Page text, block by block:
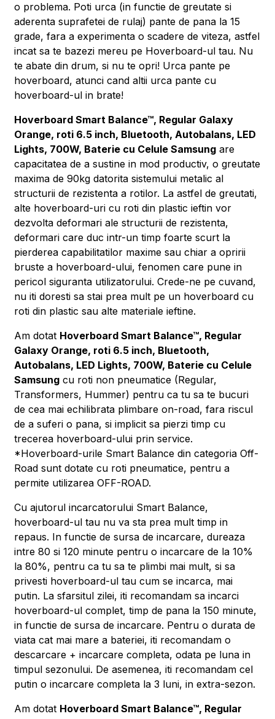
o problema. Poti urca (in functie de greutate si
aderenta suprafetei de rulaj) pante de pana la 15
grade, fara a experimenta o scadere de viteza, astfel
incat sa te bazezi mereu pe Hoverboard-ul tau. Nu
te abate din drum, si nu te opri! Urca pante pe
hoverboard, atunci cand altii urca pante cu
hoverboard-ul in brate!
Hoverboard Smart Balance™, Regular Galaxy
Orange, roti 6.5 inch, Bluetooth, Autobalans, LED
Lights, 700W, Baterie cu Celule Samsung are
capacitatea de a sustine in mod productiv, o greutate
maxima de 90kg datorita sistemului metalic al
structurii de rezistenta a rotilor. La astfel de greutati,
alte hoverboard-uri cu roti din plastic ieftin vor
dezvolta deformari ale structurii de rezistenta,
deformari care duc intr-un timp foarte scurt la
pierderea capabilitatilor maxime sau chiar a opririi
bruste a hoverboard-ului, fenomen care pune in
pericol siguranta utilizatorului. Crede-ne pe cuvand,
nu iti doresti sa stai prea mult pe un hoverboard cu
roti din plastic sau alte materiale ieftine.
Am dotat Hoverboard Smart Balance™, Regular
Galaxy Orange, roti 6.5 inch, Bluetooth,
Autobalans, LED Lights, 700W, Baterie cu Celule
Samsung cu roti non pneumatice (Regular,
Transformers, Hummer) pentru ca tu sa te bucuri
de cea mai echilibrata plimbare on-road, fara riscul
de a suferi o pana, si implicit sa pierzi timp cu
trecerea hoverboard-ului prin service.
*Hoverboard-urile Smart Balance din categoria Off-
Road sunt dotate cu roti pneumatice, pentru a
permite utilizarea OFF-ROAD.
Cu ajutorul incarcatorului Smart Balance,
hoverboard-ul tau nu va sta prea mult timp in
repaus. In functie de sursa de incarcare, dureaza
intre 80 si 120 minute pentru o incarcare de la 10%
la 80%, pentru ca tu sa te plimbi mai mult, si sa
privesti hoverboard-ul tau cum se incarca, mai
putin. La sfarsitul zilei, iti recomandam sa incarci
hoverboard-ul complet, timp de pana la 150 minute,
in functie de sursa de incarcare. Pentru o durata de
viata cat mai mare a bateriei, iti recomandam o
descarcare + incarcare completa, odata pe luna in
timpul sezonului. De asemenea, iti recomandam cel
putin o incarcare completa la 3 luni, in extra-sezon.
Am dotat Hoverboard Smart Balance™, Regular